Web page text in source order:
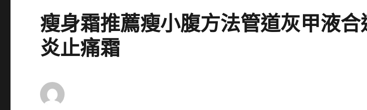
瘦身霜推薦瘦小腹方法管道灰甲液合
炎止痛霜